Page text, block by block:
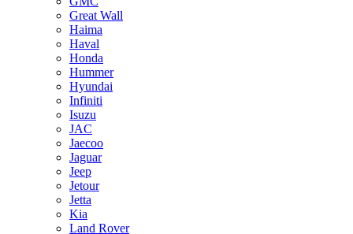
Great Wall
Haima
Haval
Honda
Hummer
Hyundai
Infiniti
Isuzu
JAC
Jaecoo
Jaguar
Jeep
Jetour
Jetta
Kia
Land Rover